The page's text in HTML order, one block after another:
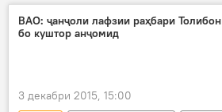
ВАО: ҷанҷоли лафзии раҳбари Толибон
бо куштор анҷомид
3 декабри 2015, 15:00